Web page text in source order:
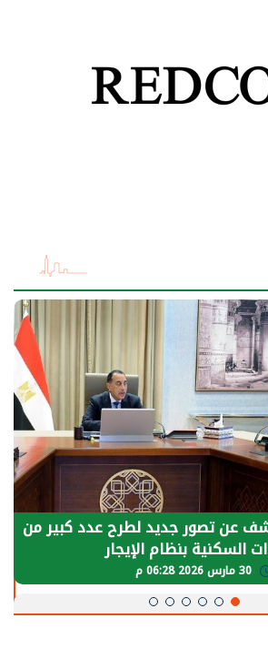
عن تصور جديد لطرح عدد كبير من
السكنية بنظام الإيجار